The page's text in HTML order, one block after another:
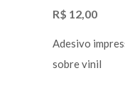
R$ 12,00
Adesivo
sobre vinil